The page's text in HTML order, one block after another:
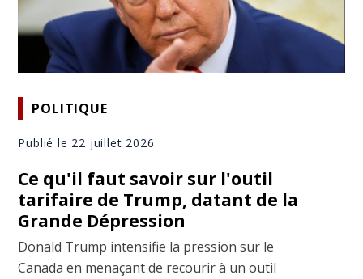
POLITIQUE
Publié le 22 juillet 2026
Ce qu'il faut savoir sur l'outil
tarifaire de Trump, datant de la
Grande Dépression
Donald Trump intensifie la pression sur le
Canada en menaçant de recourir à un outil